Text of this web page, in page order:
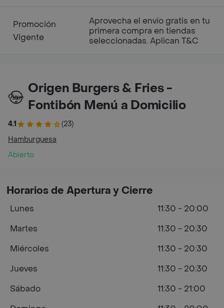
Promoción
Vigente
Aprovecha el envío gratis en tu
primera compra en tiendas
seleccionadas. Aplican T&C
Origen Burgers & Fries -
Fontibón Menú a Domicilio
4.1
(23)
Hamburguesa
Abierto
Horarios de Apertura y Cierre
Lunes
11:30 - 20:00
Martes
11:30 - 20:30
Miércoles
11:30 - 20:30
Jueves
11:30 - 20:30
Sábado
11:30 - 21:00